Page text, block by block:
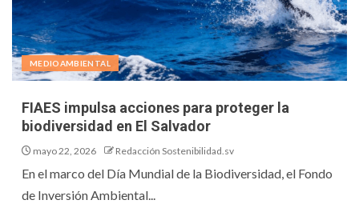
MEDIOAMBIENTAL
FIAES impulsa acciones para proteger la
biodiversidad en El Salvador
mayo 22, 2026 Redacción Sostenibilidad.sv
En el marco del Día Mundial de la Biodiversidad, el Fondo
de Inversión Ambiental...